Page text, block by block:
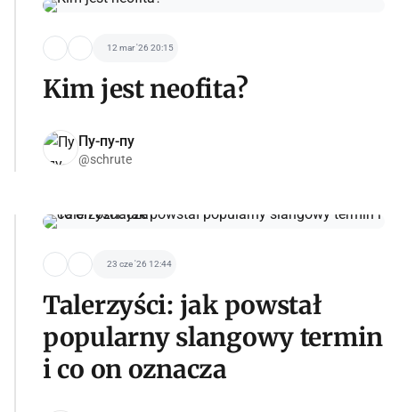
12 mar '26 20:15
Kim jest neofita?
Пу-пу-пу
@schrute
23 cze '26 12:44
Talerzyści: jak powstał
popularny slangowy termin
i co on oznacza